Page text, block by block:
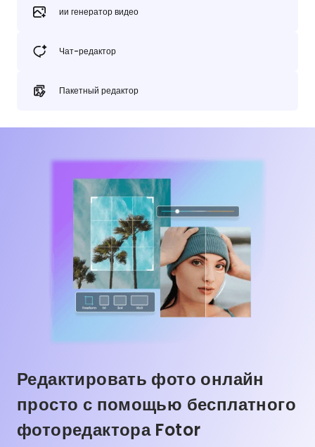
ии генератор видео
Чат-редактор
Пакетный редактор
Редактировать фото онлайн
просто с помощью бесплатного
фоторедактора Fotor